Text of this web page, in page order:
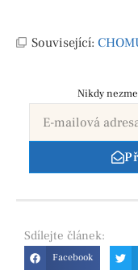
Související:
Nikdy
Sdílejte článek:
Facebook